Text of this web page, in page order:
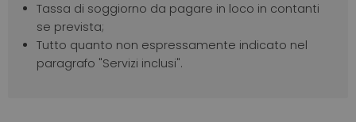
Tassa di soggiorno da pagare in loco in contanti
se prevista;
Tutto quanto non espressamente indicato nel
paragrafo "Servizi inclusi".